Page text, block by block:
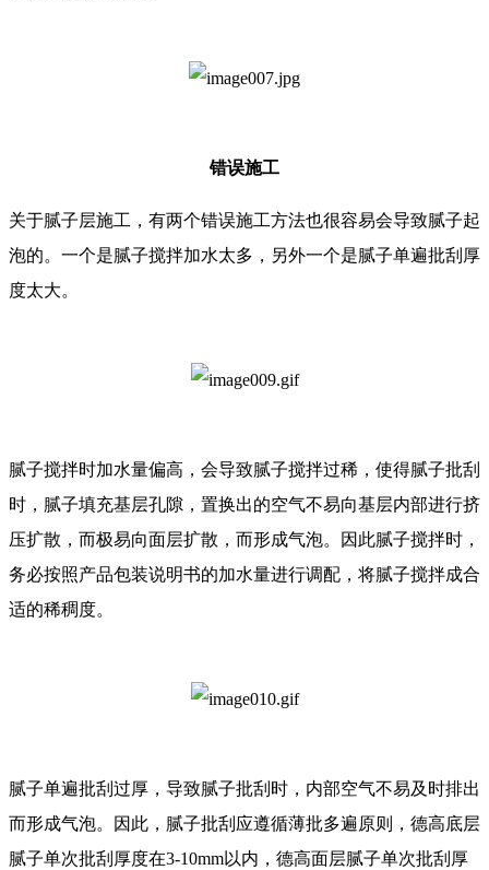
错误施工
关于腻子层施工，有两个错误施工方法也很容易会导致腻子起
泡的。一个是腻子搅拌加水太多，另外一个是腻子单遍批刮厚
度太大。
腻子搅拌时加水量偏高，会导致腻子搅拌过稀，使得腻子批刮
时，腻子填充基层孔隙，置换出的空气不易向基层内部进行挤
压扩散，而极易向面层扩散，而形成气泡。因此腻子搅拌时，
务必按照产品包装说明书的加水量进行调配，将腻子搅拌成合
适的稀稠度。
腻子单遍批刮过厚，导致腻子批刮时，内部空气不易及时排出
而形成气泡。因此，腻子批刮应遵循薄批多遍原则，德高底层
腻子单次批刮厚度在3-10mm以内，德高面层腻子单次批刮厚